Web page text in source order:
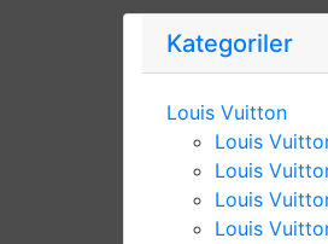
Kategoriler
Louis Vuitton
Louis
Louis
Louis
Louis